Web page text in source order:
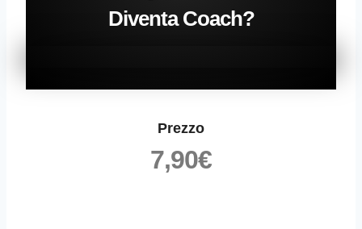
Diventa Coach?
Prezzo
7,90€